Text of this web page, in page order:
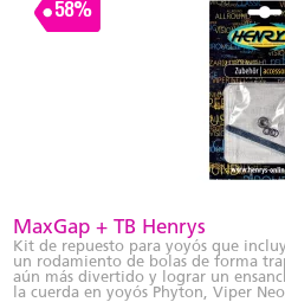
58%
MaxGap + TB Henrys
Kit de repuesto para yoyós que
un rodamiento de bolas de forma
aún más divertido y lograr un
la cuerda en yoyós Phyton, Viper